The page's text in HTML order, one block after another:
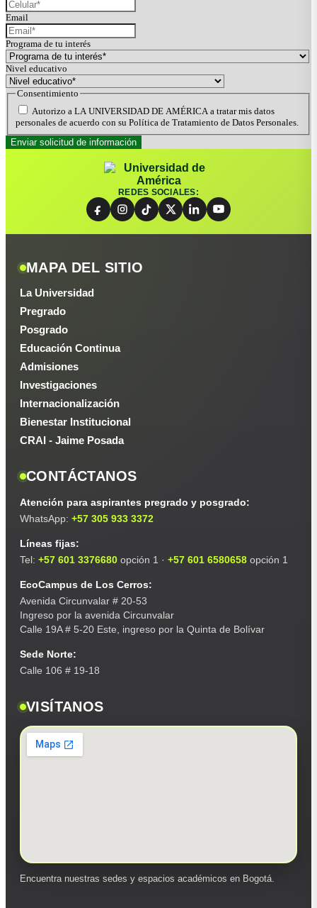
Email
Programa de tu interés
Nivel educativo
Consentimiento
Autorizo a LA UNIVERSIDAD DE AMÉRICA a tratar mis datos
personales de acuerdo con su Política de Tratamiento de Datos Personales.
REDES SOCIALES:
MAPA DEL SITIO
La Universidad
Pregrado
Posgrado
Educación Continua
Admisiones
Investigaciones
Internacionalización
Bienestar Institucional
CRAI - Jaime Posada
CONTÁCTANOS
Atención para aspirantes pregrado y posgrado:
WhatsApp: +57 305 933 3372
Líneas fijas:
Tel: +57 601 3376680 opción 1 · +57 601 6580658 opción 1
EcoCampus de Los Cerros:
Avenida Circunvalar # 20-53
Ingreso por la avenida Circunvalar
Calle 19A # 5-20 Este, ingreso por la Quinta de Bolívar
Sede Norte:
Calle 106 # 19-18
VISÍTANOS
Encuentra nuestras sedes y espacios académicos en Bogotá.